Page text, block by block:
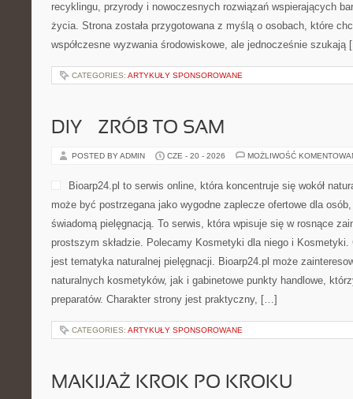
recyklingu, przyrody i nowoczesnych rozwiązań wspierających
życia. Strona została przygotowana z myślą o osobach, które
współczesne wyzwania środowiskowe, ale jednocześnie
CATEGORIES: ARTYKUŁY SPONSOROWANE
DIY – ZRÓB TO SAM
POSTED BY ADMIN CZE - 20 - 2026 MOŻLIWOŚĆ
Bioarp24.pl to serwis online, która koncentruje się wokół
może być postrzegana jako wygodne zaplecze ofertowe dla
świadomą pielęgnacją. To serwis, która wpisuje się w rosnące
prostszym składzie. Polecamy Kosmetyki dla niego i Kosmetyki.
jest tematyka naturalnej pielęgnacji. Bioarp24.pl może
naturalnych kosmetyków, jak i gabinetowe punkty handlowe,
preparatów. Charakter strony jest praktyczny, […]
CATEGORIES: ARTYKUŁY SPONSOROWANE
MAKIJAŻ KROK PO KROKU